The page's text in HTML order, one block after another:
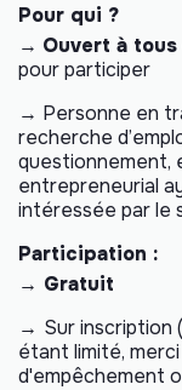
Pour qui ?
→ Ouvert à tous
pour participer
→ Personne en
recherche
questionnement,
entrepreneurial
intéressée par le
Participation :
→ Gratuit
→ Sur inscription
étant limité,
d'empêchement